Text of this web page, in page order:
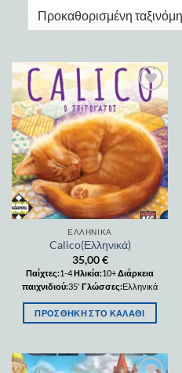
Add to
wishlist
ΕΛΛΗΝΙΚΆ
Calico(Ελληνικά)
35,00€
Παίχτες:1-4Ηλικία:10+Διάρκεια
παιχνιδιού:35' Γλώσσες:Ελληνικά
ΠΡΟΣΘΉΚΗ ΣΤΟ ΚΑΛΆΘΙ